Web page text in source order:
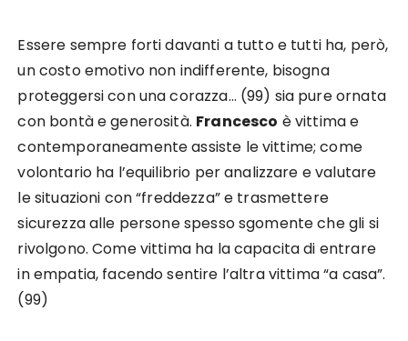
Essere sempre forti davanti a tutto e tutti ha, però,
un costo emotivo non indifferente, bisogna
proteggersi con una corazza… (99) sia pure ornata
con bontà e generosità. Francesco è vittima e
contemporaneamente assiste le vittime; come
volontario ha l’equilibrio per analizzare e valutare
le situazioni con “freddezza” e trasmettere
sicurezza alle persone spesso sgomente che gli si
rivolgono. Come vittima ha la capacita di entrare
in empatia, facendo sentire l’altra vittima “a casa”.
(99)